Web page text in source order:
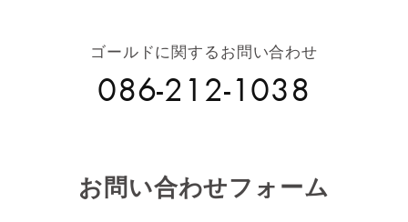
ゴールドに関するお問い合わせ
086-212-1038
お問い合わせフォーム